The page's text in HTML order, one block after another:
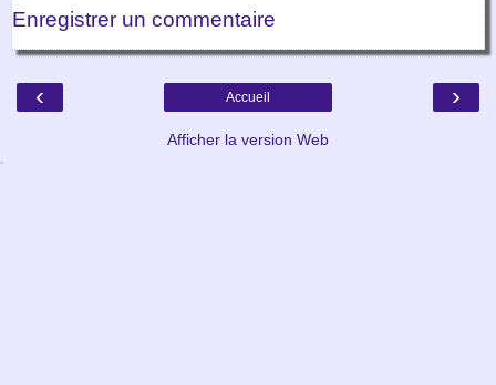
Enregistrer un commentaire
‹ ›
Accueil
Afficher la version Web